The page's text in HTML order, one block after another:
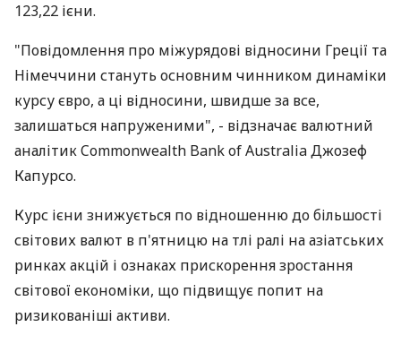
123,22 ієни.
"Повідомлення про міжурядові відносини Греції та
Німеччини стануть основним чинником динаміки
курсу євро, а ці відносини, швидше за все,
залишаться напруженими", - відзначає валютний
аналітик Commonwealth Bank of Australia Джозеф
Капурсо.
Курс ієни знижується по відношенню до більшості
світових валют в п'ятницю на тлі ралі на азіатських
ринках акцій і ознаках прискорення зростання
світової економіки, що підвищує попит на
ризикованіші активи.